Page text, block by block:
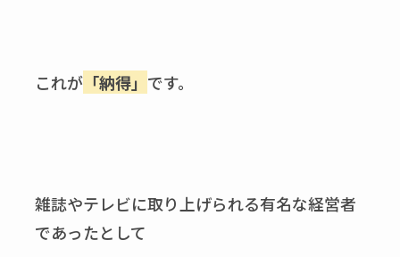
これが「納得」 です。
雑誌やテレビに取り上げられる有名な経営者
であったとして